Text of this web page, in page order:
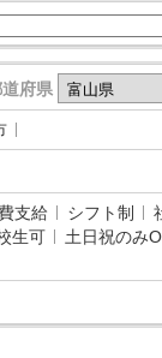
府県
支給 シフト制
生可 土日祝のみ